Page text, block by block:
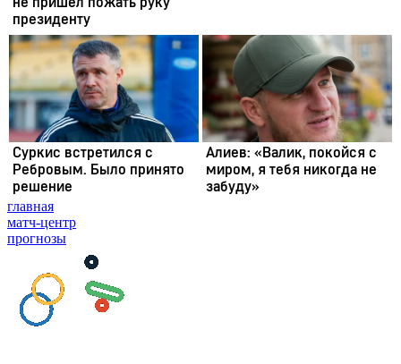
главная
матч-центр
прогнозы